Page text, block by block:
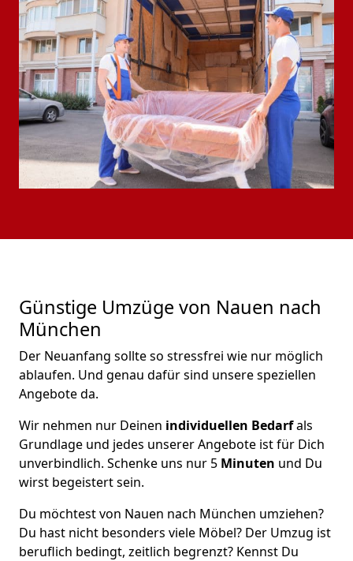
Günstige Umzüge von Nauen nach
München
Der Neuanfang sollte so stressfrei wie nur möglich
ablaufen. Und genau dafür sind unsere speziellen
Angebote da.
Wir nehmen nur Deinen individuellen Bedarfals
Grundlage und jedes unserer Angebote ist für Dich
unverbindlich. Schenke uns nur 5 Minuten und Du
wirst begeistert sein.
Du möchtest von Nauen nach München umziehen?
Du hast nicht besonders viele Möbel? Der Umzug ist
beruflich bedingt, zeitlich begrenzt? Kennst Du